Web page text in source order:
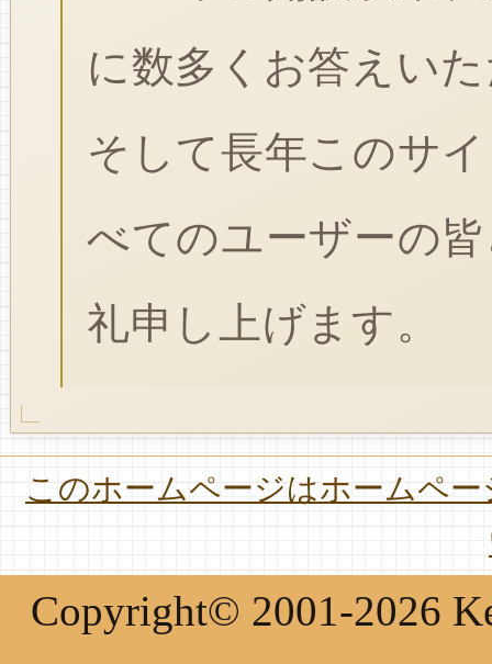
に数多くお答えい
そして長年このサ
べてのユーザーの
礼申し上げます。
このホームページはホームペ
Copyright© 2001-2026